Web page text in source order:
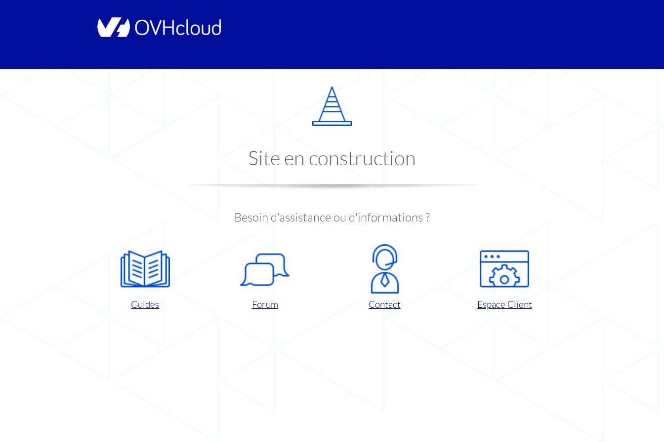
Site en construction
Besoin d'assistance ou d'informations ?
Guides Forum Contact Espace Client